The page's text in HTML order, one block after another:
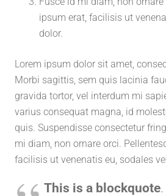
ipsum erat, facilisis ut
dolor.
Lorem ipsum dolor sit amet,
Morbi sagittis, sem quis lacinia
gravida tortor, vel interdum mi
varius consequat magna, id
quis. Suspendisse consectetur
mi diam, non ornare orci.
facilisis ut venenatis eu, sodales
This is a blockquote